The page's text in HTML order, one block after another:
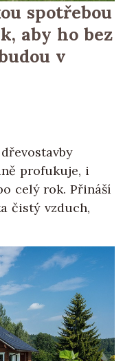
spotřebou
aby ho bez
v
profukuje, i
celý rok. Přináší
čistý vzduch,